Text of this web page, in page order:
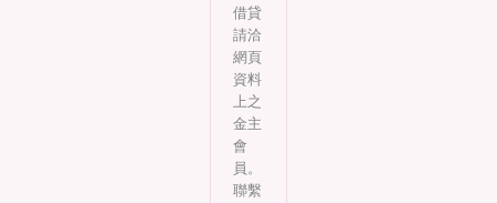
借貸
請洽
網頁
資料
上之
金主
會
員。
聯繫